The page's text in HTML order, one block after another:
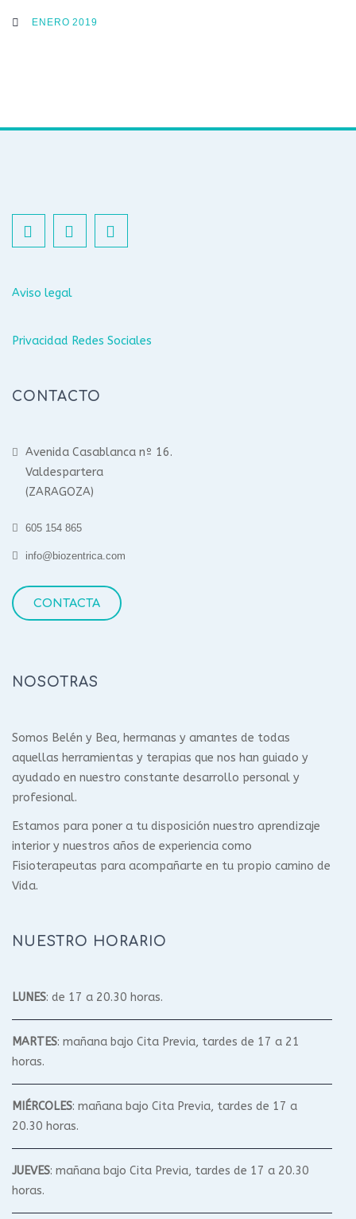
ENERO 2019
Aviso legal
Privacidad Redes Sociales
CONTACTO
Avenida Casablanca nº 16.
Valdespartera
(ZARAGOZA)
605 154 865
info@biozentrica.com
CONTACTA
NOSOTRAS
Somos Belén y Bea, hermanas y amantes de todas
aquellas herramientas y terapias que nos han guiado y
ayudado en nuestro constante desarrollo personal y
profesional.
Estamos para poner a tu disposición nuestro aprendizaje
interior y nuestros años de experiencia como
Fisioterapeutas para acompañarte en tu propio camino de
Vida.
NUESTRO HORARIO
LUNES: de 17 a 20.30 horas.
MARTES: mañana bajo Cita Previa, tardes de 17 a 21
horas.
MIÉRCOLES: mañana bajo Cita Previa, tardes de 17 a
20.30 horas.
JUEVES: mañana bajo Cita Previa, tardes de 17 a 20.30
horas.